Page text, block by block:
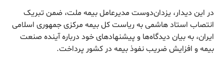
در این دیدار، یزدان‌دوست مدیرعامل بیمه ملت، ضمن تبریک
انتصاب استاد هاشمی به ریاست کل بیمه مرکزی جمهوری اسلامی
ایران، به بیان دیدگاه‌ها و پیشنهادهای خود درباره آینده صنعت
بیمه و افزایش ضریب نفوذ بیمه در کشور پرداخت.